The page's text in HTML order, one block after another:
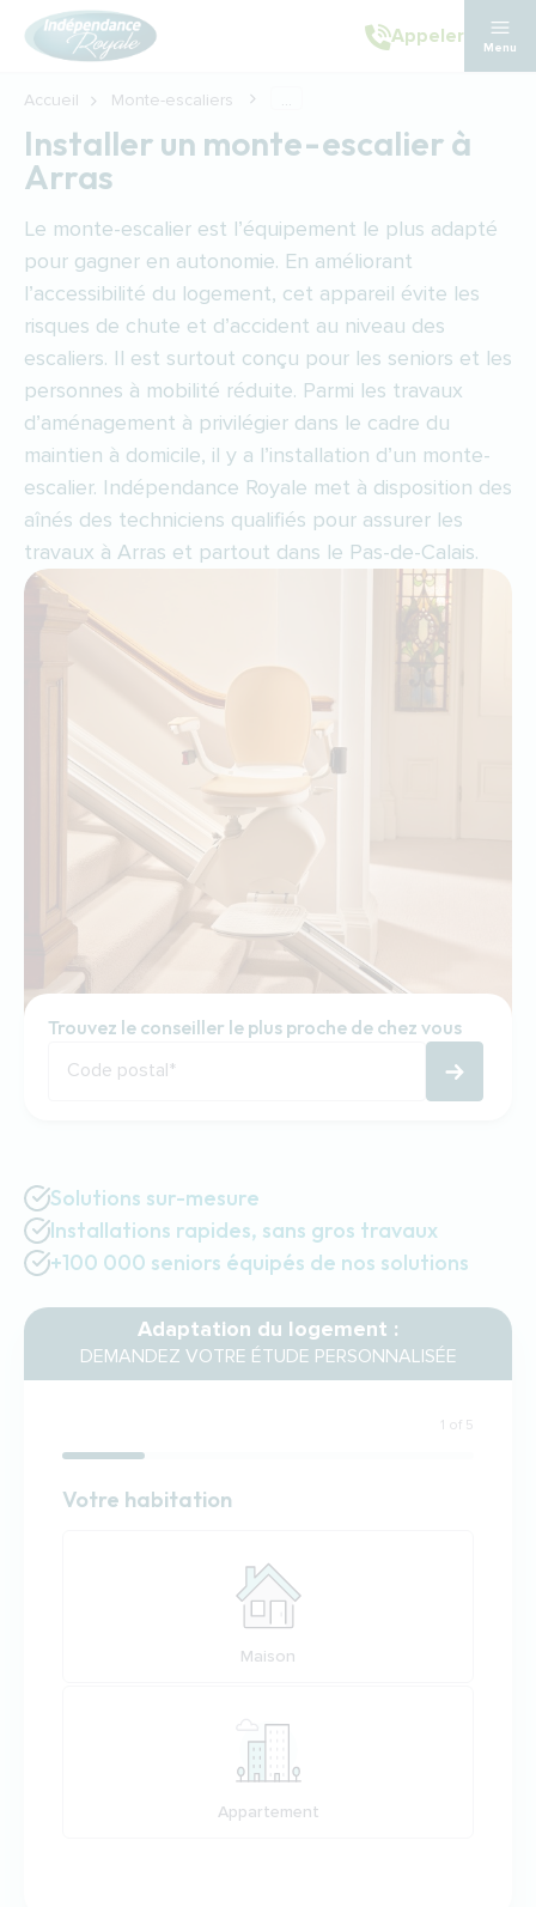
Aller au contenu principal
Appeler
Menu
Accueil Monte-escaliers ...
Installer un monte-escalier à
Arras
Le monte-escalier est l’équipement le plus adapté
pour gagner en autonomie. En améliorant
l’accessibilité du logement, cet appareil évite les
risques de chute et d’accident au niveau des
escaliers. Il est surtout conçu pour les seniors et les
personnes à mobilité réduite. Parmi les travaux
d’aménagement à privilégier dans le cadre du
maintien à domicile, il y a l’installation d’un monte-
escalier. Indépendance Royale met à disposition des
aînés des techniciens qualifiés pour assurer les
travaux à Arras et partout dans le Pas-de-Calais.
Trouvez le conseiller le plus proche de chez vous
Code postal*
Solutions sur-mesure
Installations rapides, sans gros travaux
+100 000 seniors équipés de nos solutions
Adaptation du logement :
DEMANDEZ VOTRE ÉTUDE PERSONNALISÉE
1 of 5
Habitation
Votre habitation
Maison
Appartement